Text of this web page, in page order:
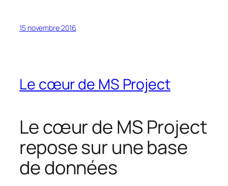
15 novembre 2016
Le cœur de MS Project
Le cœur de MS Project
repose sur une base
de données